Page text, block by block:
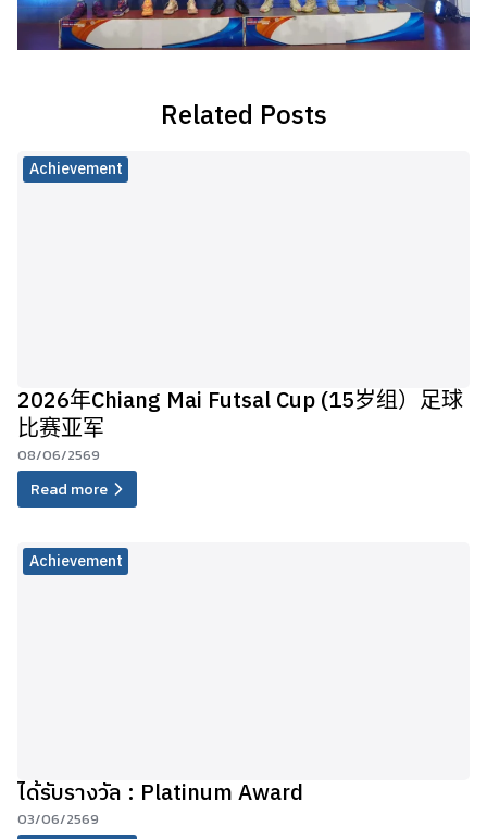
Related Posts
Achievement
2026年Chiang Mai Futsal Cup (15岁组）足球
比赛亚军
08/06/2569
Read more
Achievement
ได้รับรางวัล : Platinum Award
03/06/2569